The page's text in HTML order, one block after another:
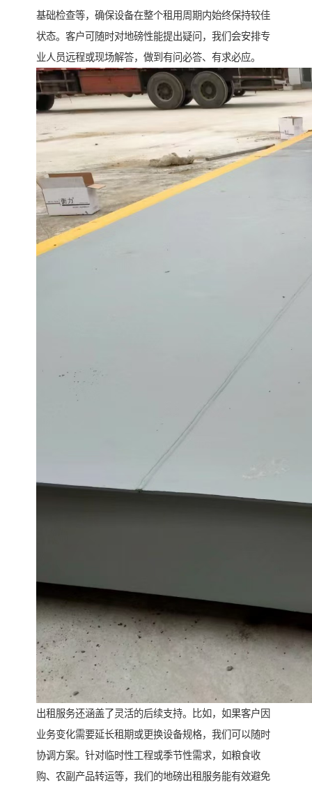
基础检查等，确保设备在整个租用周期内始终保持较佳
状态。客户可随时对地磅性能提出疑问，我们会安排专
业人员远程或现场解答，做到有问必答、有求必应。
出租服务还涵盖了灵活的后续支持。比如，如果客户因
业务变化需要延长租期或更换设备规格，我们可以随时
协调方案。针对临时性工程或季节性需求，如粮食收
购、农副产品转运等，我们的地磅出租服务能有效避免